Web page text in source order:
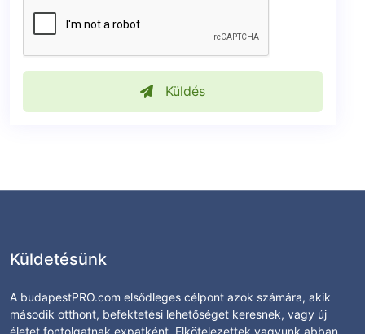
Küldés
Küldetésünk
A budapestPRO.com elsődleges célpont azok számára, akik
második otthont, befektetési lehetőséget keresnek, vagy új
életet fontolgatnak expatként. Elkötelezettek vagyunk abban,